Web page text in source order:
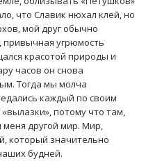
что Славик нюхал клей, но
мой друг обычно
угрюмость
красотой природы и
часов он снова
Тогда мы молча
каждый по своим
потому что там,
меня другой мир. Мир,
который значительно
будней.